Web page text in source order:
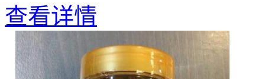
查看详情